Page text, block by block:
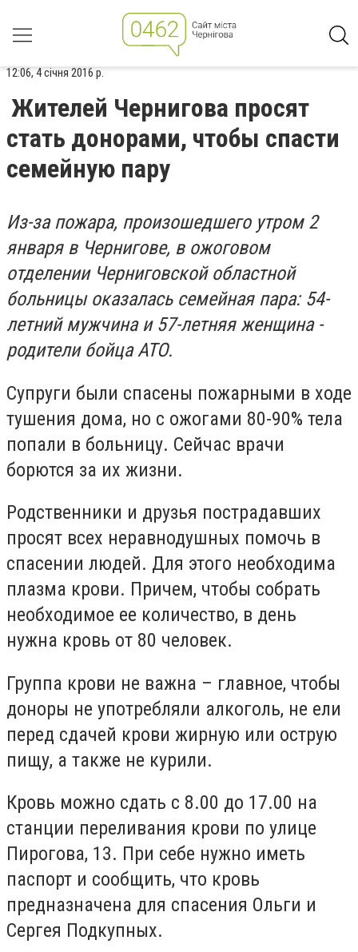
12:06, 4 січня 2016 р.
Жителей Чернигова просят
стать донорами, чтобы спасти
семейную пару
Из-за пожара, произошедшего утром 2
января в Чернигове, в ожоговом
отделении Черниговской областной
больницы оказалась семейная пара: 54-
летний мужчина и 57-летняя женщина -
родители бойца АТО.
Супруги были спасены пожарными в ходе
тушения дома, но с ожогами 80-90% тела
попали в больницу. Сейчас врачи
борются за их жизни.
Родственники и друзья пострадавших
просят всех неравнодушных помочь в
спасении людей. Для этого необходима
плазма крови. Причем, чтобы собрать
необходимое ее количество, в день
нужна кровь от 80 человек.
Группа крови не важна – главное, чтобы
доноры не употребляли алкоголь, не ели
перед сдачей крови жирную или острую
пищу, а также не курили.
Кровь можно сдать с 8.00 до 17.00 на
станции переливания крови по улице
Пирогова, 13. При себе нужно иметь
паспорт и сообщить, что кровь
предназначена для спасения Ольги и
Сергея Подкупных.